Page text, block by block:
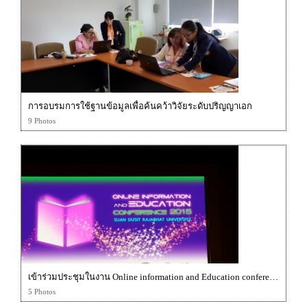
การอบรมการใช้ฐานข้อมูลเพื่อค้นคว้าวิจัยระดับปริญญาเอก
9 Photos
เข้าร่วมประชุมในงาน Online information and Education conference 2015
5 Photos